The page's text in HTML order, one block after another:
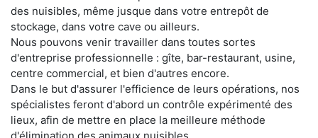
des nuisibles, même jusque dans votre entrepôt de
stockage, dans votre cave ou ailleurs.
Nous pouvons venir travailler dans toutes sortes
d'entreprise professionnelle : gîte, bar-restaurant, usine,
centre commercial, et bien d'autres encore.
Dans le but d'assurer l'efficience de leurs opérations, nos
spécialistes feront d'abord un contrôle expérimenté des
lieux, afin de mettre en place la meilleure méthode